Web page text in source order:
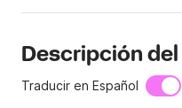
Descripción
Traducir en Español